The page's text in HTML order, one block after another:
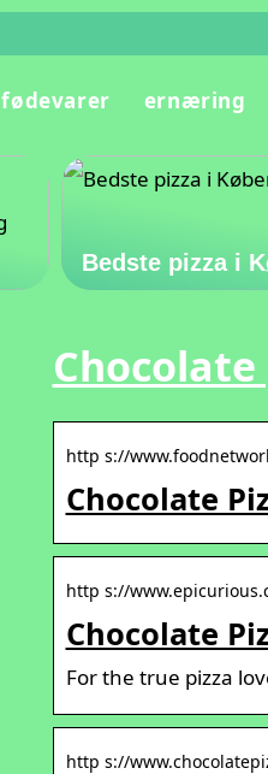
fødevarer ernæring
Bedste pizza i
Chocolate
http s://
Chocolate
http s://
Chocolate
For the true pizza
http s://